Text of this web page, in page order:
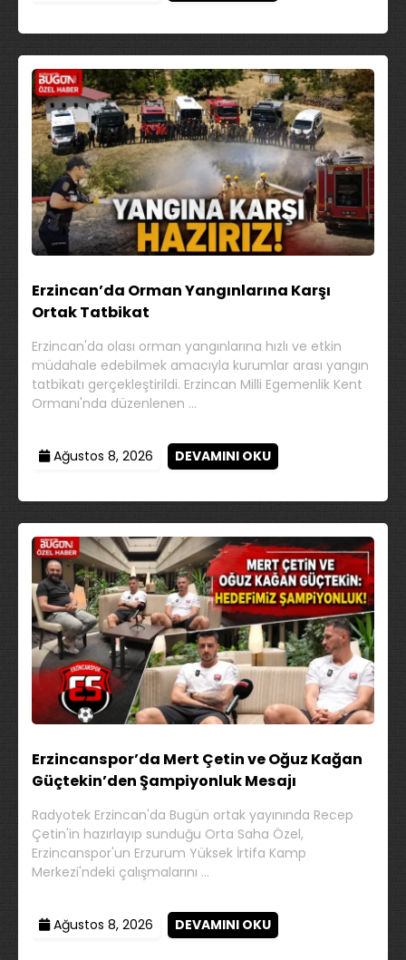
Erzincan’da Orman Yangınlarına Karşı
Ortak Tatbikat
Erzincan'da olası orman yangınlarına hızlı ve etkin
müdahale edebilmek amacıyla kurumlar arası yangın
tatbikatı gerçekleştirildi. Erzincan Milli Egemenlik Kent
Ormanı'nda düzenlenen …
Ağustos 8, 2026 DEVAMINI OKU
Erzincanspor’da Mert Çetin ve Oğuz Kağan
Güçtekin’den Şampiyonluk Mesajı
Radyotek Erzincan'da Bugün ortak yayınında Recep
Çetin'in hazırlayıp sunduğu Orta Saha Özel,
Erzincanspor'un Erzurum Yüksek İrtifa Kamp
Merkezi'ndeki çalışmalarını …
Ağustos 8, 2026 DEVAMINI OKU